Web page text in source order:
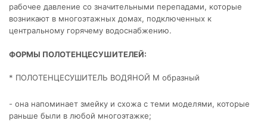
рабочее давление со значительными перепадами, которые
возникают в многоэтажных домах, подключенных к
центральному горячему водоснабжению.
ФОРМЫ ПОЛОТЕНЦЕСУШИТЕЛЕЙ:
* ПОЛОТЕНЦЕСУШИТЕЛЬ ВОДЯНОЙ М образный
- она напоминает змейку и схожа с теми моделями, которые
раньше были в любой многоэтажке;